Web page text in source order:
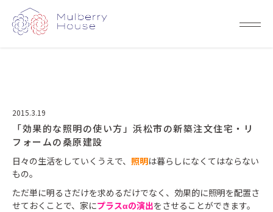
2015.3.19
「効果的な照明の使い方」浜松市の新築注文住宅・リ
フォームの桑原建設
日々の生活をしていくうえで、 照明は暮らしになくてはならない
もの。
ただ単に明るさだけを求めるだけでなく、効果的に照明を配置さ
せておくことで、家にプラスαの演出をさせることができます。